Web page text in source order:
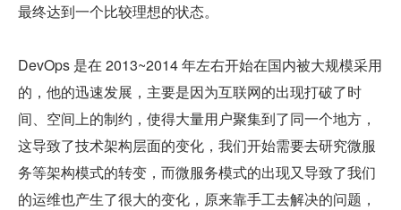
最终达到一个比较理想的状态。
DevOps 是在 2013~2014 年左右开始在国内被大规模采用
的，他的迅速发展，主要是因为互联网的出现打破了时
间、空间上的制约，使得大量用户聚集到了同一个地方，
这导致了技术架构层面的变化，我们开始需要去研究微服
务等架构模式的转变，而微服务模式的出现又导致了我们
的运维也产生了很大的变化，原来靠手工去解决的问题，